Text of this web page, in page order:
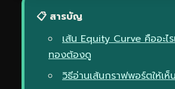
📋 สารบัญ
เส้น Equity Curve คืออะไร
ทองต้องดู
วิธีอ่านเส้นกราฟพอร์ตให้เ